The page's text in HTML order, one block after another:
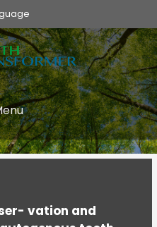
vation and
®